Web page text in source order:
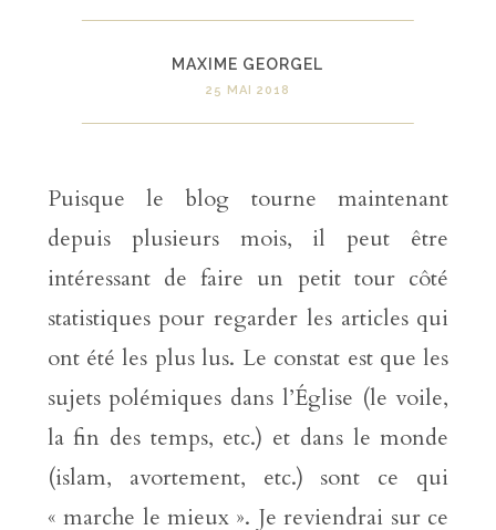
MAXIME GEORGEL
25 MAI 2018
Puisque le blog tourne maintenant
depuis plusieurs mois, il peut être
intéressant de faire un petit tour côté
statistiques pour regarder les articles qui
ont été les plus lus. Le constat est que les
sujets polémiques dans l’Église (le voile,
la fin des temps, etc.) et dans le monde
(islam, avortement, etc.) sont ce qui
« marche le mieux ». Je reviendrai sur ce